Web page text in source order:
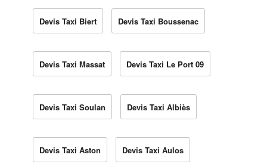
Devis Taxi Biert Devis Taxi Boussenac
Devis Taxi Massat Devis Taxi Le Port 09
Devis Taxi Soulan Devis Taxi Albiès
Devis Taxi Aston Devis Taxi Aulos